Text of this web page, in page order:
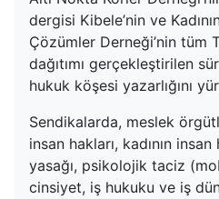
dergisi Kibele’nin ve
Çözümler Derneği’nin tüm
dağıtımı gerçekleştirilen
hukuk köşesi yazarlığını
Sendikalarda, meslek
insan hakları, kadının insan
yasağı, psikolojik taciz
cinsiyet, iş hukuku ve iş